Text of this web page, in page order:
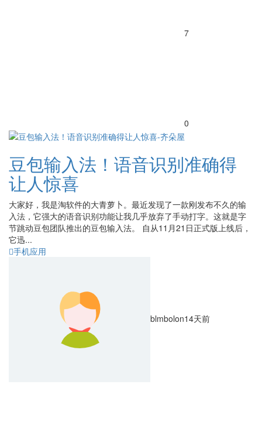
7
0
豆包输入法！语音识别准确得
让人惊喜
大家好，我是淘软件的大青萝卜。最近发现了一款刚发布不久的输
入法，它强大的语音识别功能让我几乎放弃了手动打字。这就是字
节跳动豆包团队推出的豆包输入法。 自从11月21日正式版上线后，
它迅...
手机应用
blmbolon14天前